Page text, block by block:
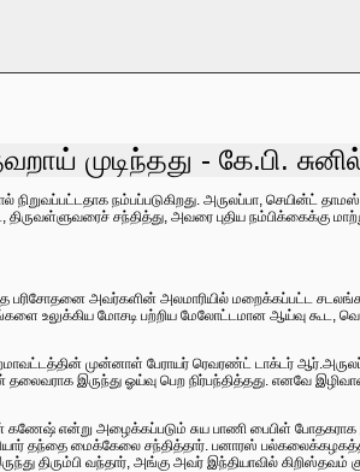
முடிந்தது - கே.பி.
நம்பப்படுகிறது. அருலப்பா, செயின்ட்
சந்தித்து, அவரை புதிய நம்பிக்கைக்கு
பரிசோதனை அவர்களின் அலமாரியில் மறைக்கப்பட்ட
உலுக்கிய மோசடி பற்றிய மேலோட்டமான ஆய்வு கூட,
முன்னாள் பேராயர் ரெவரண்ட் டாக்டர்
இருந்து ஓய்வு பெற நிர்பந்தித்தது. எனவே
என்று அழைக்கப்படும் சுய பாணி பைபிள்
தந்தை மைக்கேலை சந்தித்தார். பனாரஸ்
திரும்பி வந்தார், அங்கு அவர் இந்தியாவில் கிறிஸ்தவம்